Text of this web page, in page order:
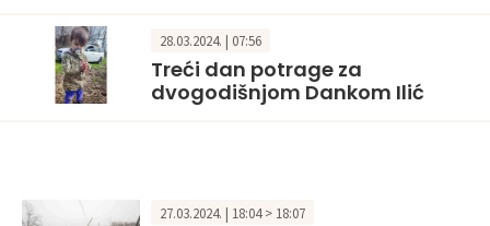
28.03.2024. | 07:56
Treći dan potrage za
dvogodišnjom Dankom Ilić
27.03.2024. | 18:04 > 18:07